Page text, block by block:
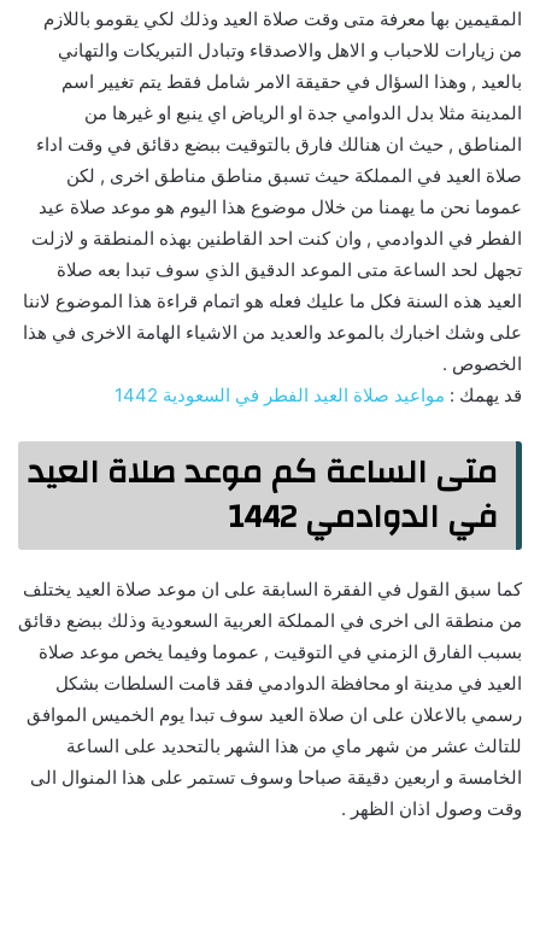
المقيمين بها معرفة متى وقت صلاة العيد وذلك لكي يقومو باللازم
من زيارات للاحباب و الاهل والاصدقاء وتبادل التبريكات والتهاني
بالعيد , وهذا السؤال في حقيقة الامر شامل فقط يتم تغيير اسم
المدينة مثلا بدل الدوامي جدة او الرياض اي ينبع او غيرها من
المناطق , حيث ان هنالك فارق بالتوقيت ببضع دقائق في وقت اداء
صلاة العيد في المملكة حيث تسبق مناطق مناطق اخرى , لكن
عموما نحن ما يهمنا من خلال موضوع هذا اليوم هو موعد صلاة عيد
الفطر في الدوادمي , وان كنت احد القاطنين بهذه المنطقة و لازلت
تجهل لحد الساعة متى الموعد الدقيق الذي سوف تبدا بعه صلاة
العيد هذه السنة فكل ما عليك فعله هو اتمام قراءة هذا الموضوع لاننا
على وشك اخبارك بالموعد والعديد من الاشياء الهامة الاخرى في هذا
الخصوص .
قد يهمك : مواعيد صلاة العيد الفطر في السعودية 1442
متى الساعة كم موعد صلاة العيد
في الدوادمي 1442
كما سبق القول في الفقرة السابقة على ان موعد صلاة العيد يختلف
من منطقة الى اخرى في المملكة العربية السعودية وذلك ببضع دقائق
بسبب الفارق الزمني في التوقيت , عموما وفيما يخص موعد صلاة
العيد في مدينة او محافظة الدوادمي فقد قامت السلطات بشكل
رسمي بالاعلان على ان صلاة العيد سوف تبدا يوم الخميس الموافق
للتالث عشر من شهر ماي من هذا الشهر بالتحديد على الساعة
الخامسة و اربعين دقيقة صباحا وسوف تستمر على هذا المنوال الى
وقت وصول اذان الظهر .